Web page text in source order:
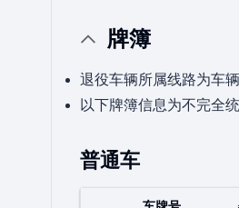
牌簿
退役车辆所属线路为车
以下牌簿信息为不完全
普通车